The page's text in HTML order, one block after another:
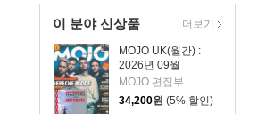
이 분야 신상품
MOJO UK(월간) :
2026년 09월
MOJO 편집부
34,200원 (5% 할인)
더보기